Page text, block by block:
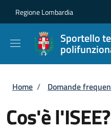
Regione Lombardia
Sportello
Briciole di
Home / Domande
Cos'è l'ISEE?